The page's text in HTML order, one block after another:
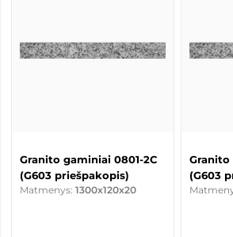
Granito gaminiai 0801-2C
(G603 priešpakopis)
Matmenys: 1300x120x20
Granito
(G603